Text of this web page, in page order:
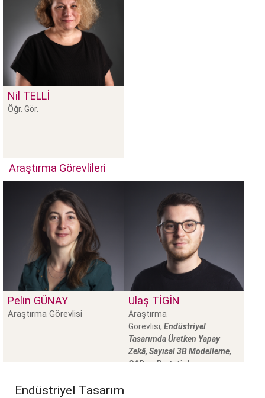
Nil TELLİ
Öğr. Gör.
Araştırma Görevlileri
Pelin GÜNAY
Araştırma Görevlisi
Ulaş TİGİN
Araştırma
Görevlisi, Endüstriyel
Tasarımda Üretken Yapay
Zekâ, Sayısal 3B Modelleme,
CAD ve Prototipleme
Endüstriyel Tasarım